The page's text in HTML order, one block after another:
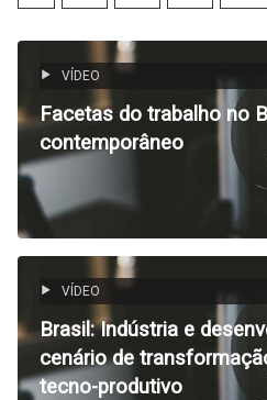
VÍDEO
Facetas do trabalho no
contemporâneo
VÍDEO
Brasil: Indústria e
cenário de
tecno-produtivo